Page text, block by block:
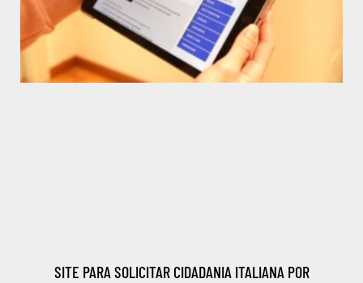
SITE PARA SOLICITAR CIDADANIA ITALIANA POR